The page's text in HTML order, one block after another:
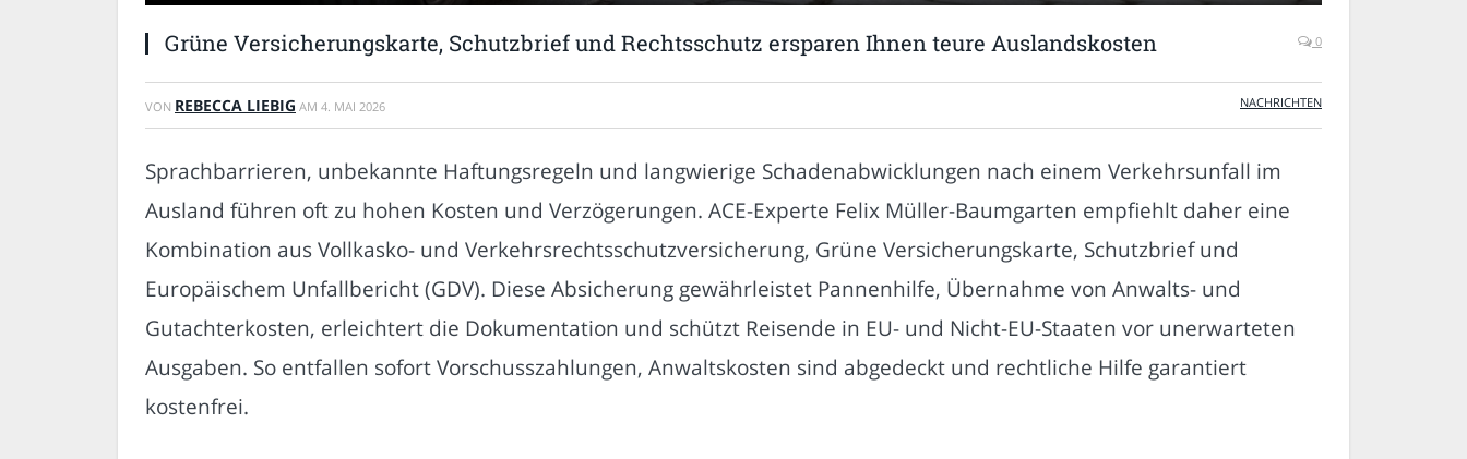
Grüne Versicherungskarte, Schutzbrief und Rechtsschutz ersparen Ihnen teure Auslandskosten 0
VON REBECCA LIEBIG AM 4. MAI 2026 NACHRICHTEN
Sprachbarrieren, unbekannte Haftungsregeln und langwierige Schadenabwicklungen nach einem Verkehrsunfall im
Ausland führen oft zu hohen Kosten und Verzögerungen. ACE-Experte Felix Müller-Baumgarten empfiehlt daher eine
Kombination aus Vollkasko- und Verkehrsrechtsschutzversicherung, Grüne Versicherungskarte, Schutzbrief und
Europäischem Unfallbericht (GDV). Diese Absicherung gewährleistet Pannenhilfe, Übernahme von Anwalts- und
Gutachterkosten, erleichtert die Dokumentation und schützt Reisende in EU- und Nicht-EU-Staaten vor unerwarteten
Ausgaben. So entfallen sofort Vorschusszahlungen, Anwaltskosten sind abgedeckt und rechtliche Hilfe garantiert
kostenfrei.